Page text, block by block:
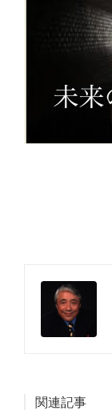
関連記事